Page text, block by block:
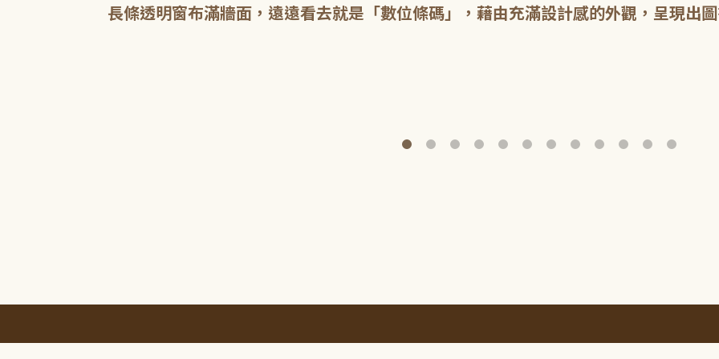
長條透明窗布滿牆面，遠遠看去就是「數位條碼」，藉由充滿設計感的外觀，呈現出圖